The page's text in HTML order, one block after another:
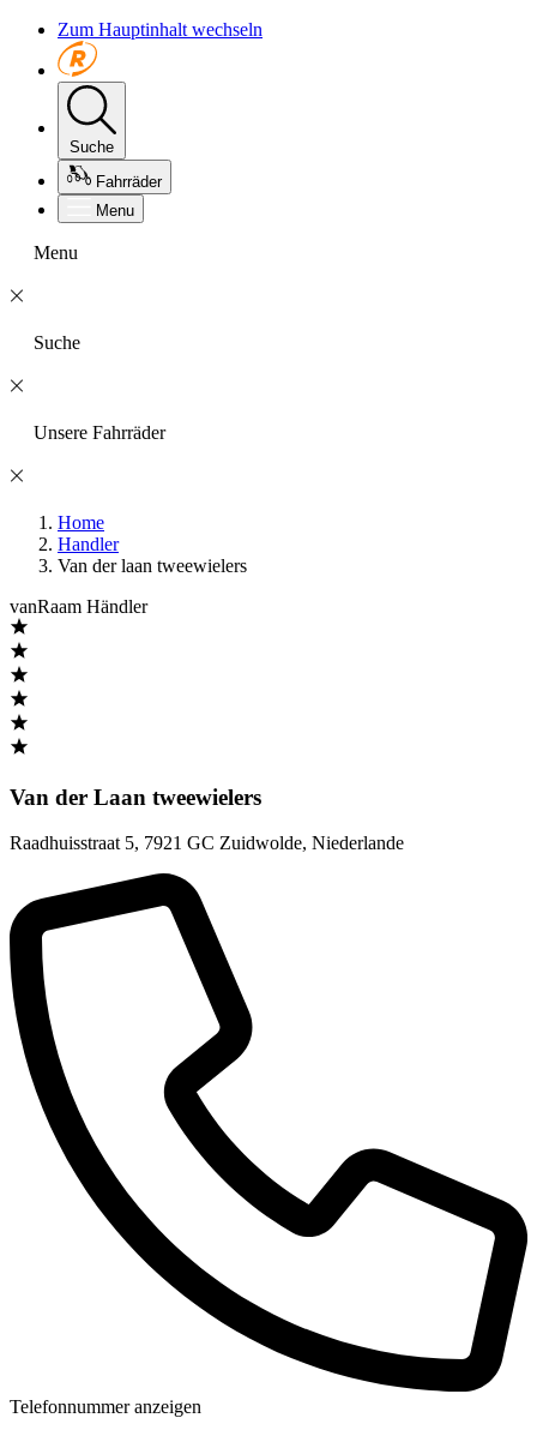
Zum Hauptinhalt wechseln
Suche
Fahrräder
Menu
Menu
Suche
Unsere Fahrräder
Home
Handler
Van der laan tweewielers
vanRaam Händler
Van der Laan tweewielers
Raadhuisstraat 5, 7921 GC Zuidwolde, Niederlande
Telefonnummer anzeigen